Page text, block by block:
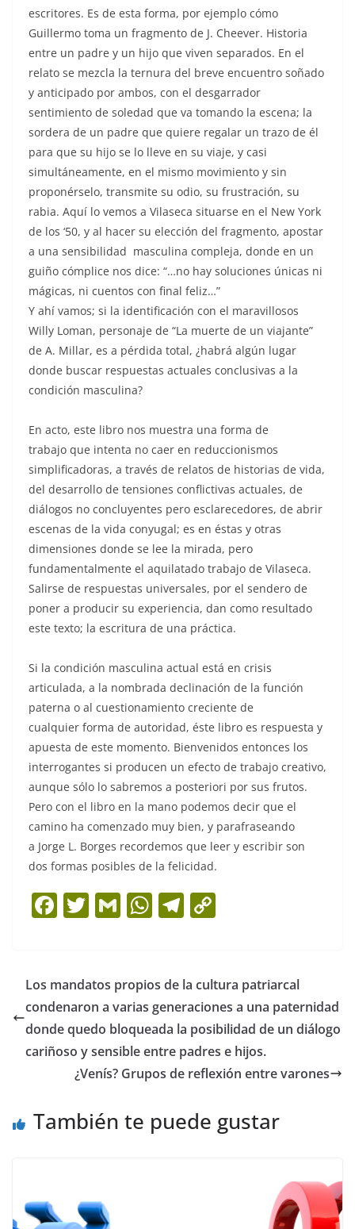
escritores. Es de esta forma, por ejemplo cómo
Guillermo toma un fragmento de J. Cheever. Historia
entre un padre y un hijo que viven separados. En el
relato se mezcla la ternura del breve encuentro soñado
y anticipado por ambos, con el desgarrador
sentimiento de soledad que va tomando la escena; la
sordera de un padre que quiere regalar un trazo de él
para que su hijo se lo lleve en su viaje, y casi
simultáneamente, en el mismo movimiento y sin
proponérselo, transmite su odio, su frustración, su
rabia. Aquí lo vemos a Vilaseca situarse en el New York
de los ‘50, y al hacer su elección del fragmento, apostar
a una sensibilidad masculina compleja, donde en un
guiño cómplice nos dice: “…no hay soluciones únicas ni
mágicas, ni cuentos con final feliz…”
Y ahí vamos; si la identificación con el maravillosos
Willy Loman, personaje de “La muerte de un viajante”
de A. Millar, es a pérdida total, ¿habrá algún lugar
donde buscar respuestas actuales conclusivas a la
condición masculina?
En acto, este libro nos muestra una forma de
trabajo que intenta no caer en reduccionismos
simplificadoras, a través de relatos de historias de vida,
del desarrollo de tensiones conflictivas actuales, de
diálogos no concluyentes pero esclarecedores, de abrir
escenas de la vida conyugal; es en éstas y otras
dimensiones donde se lee la mirada, pero
fundamentalmente el aquilatado trabajo de Vilaseca.
Salirse de respuestas universales, por el sendero de
poner a producir su experiencia, dan como resultado
este texto; la escritura de una práctica.
Si la condición masculina actual está en crisis
articulada, a la nombrada declinación de la función
paterna o al cuestionamiento creciente de
cualquier forma de autoridad, éste libro es respuesta y
apuesta de este momento. Bienvenidos entonces los
interrogantes si producen un efecto de trabajo creativo,
aunque sólo lo sabremos a posteriori por sus frutos.
Pero con el libro en la mano podemos decir que el
camino ha comenzado muy bien, y parafraseando
a Jorge L. Borges recordemos que leer y escribir son
dos formas posibles de la felicidad.
F
e
b
o
o
T
er
G
l
W
s
A
p
p
T
gr
a
m
y
Li
n
k
Los mandatos propios de la cultura patriarcal
condenaron a varias generaciones a una paternidad
donde quedo bloqueada la posibilidad de un diálogo
cariñoso y sensible entre padres e hijos.
¿Venís? Grupos de reflexión entre varones
También te puede gustar